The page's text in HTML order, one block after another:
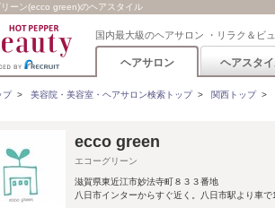
ーン(ecco green)のヘアスタイル
国内最大級のヘアサロン ・リラク＆ビ
ヘアサロン ヘアスタ
プ> 美容院・美容室・ヘアサロン検索トップ> 関西トップ>
ecco green
エコーグリーン
滋賀県東近江市妙法寺町８３３番地
八日市インターからすぐ近く。八日市駅より車